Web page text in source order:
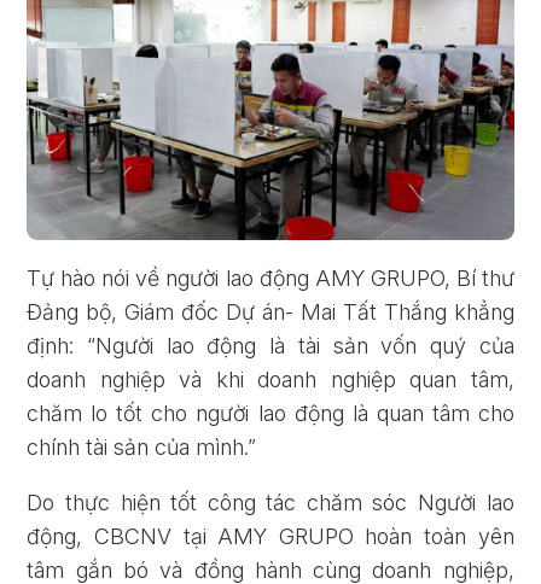
Tự hào nói về người lao động AMY GRUPO, Bí thư
Đảng bộ, Giám đốc Dự án- Mai Tất Thắng khẳng
định: “Người lao động là tài sản vốn quý của
doanh nghiệp và khi doanh nghiệp quan tâm,
chăm lo tốt cho người lao động là quan tâm cho
chính tài sản của mình.”
Do thực hiện tốt công tác chăm sóc Người lao
động, CBCNV tại AMY GRUPO hoàn toàn yên
tâm gắn bó và đồng hành cùng doanh nghiệp,
Quên mật khẩu?
ĐĂNG KÝ ĐĂNG NHẬP